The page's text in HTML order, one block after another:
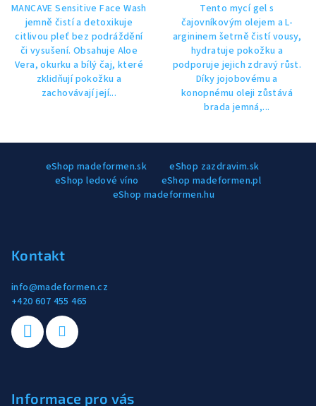
MANCAVE Sensitive Face Wash
jemně čistí a detoxikuje
citlivou pleť bez podráždění
či vysušení. Obsahuje Aloe
Vera, okurku a bílý čaj, které
zklidňují pokožku a
zachovávají její...
Tento mycí gel s
čajovníkovým olejem a L-
argininem šetrně čistí vousy,
hydratuje pokožku a
podporuje jejich zdravý růst.
Díky jojobovému a
konopnému oleji zůstává
brada jemná,...
eShop madeformen.sk
eShop zazdravim.sk
eShop ledové víno
eShop madeformen.pl
eShop madeformen.hu
Kontakt
info@madeformen.cz
+420 607 455 465
Informace pro vás